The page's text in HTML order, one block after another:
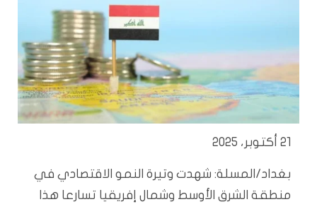
21 أكتوبر، 2025
بغداد/المسلة: شهدت وتيرة النمو الاقتصادي في
منطقة الشرق الأوسط وشمال إفريقيا تسارعا هذا